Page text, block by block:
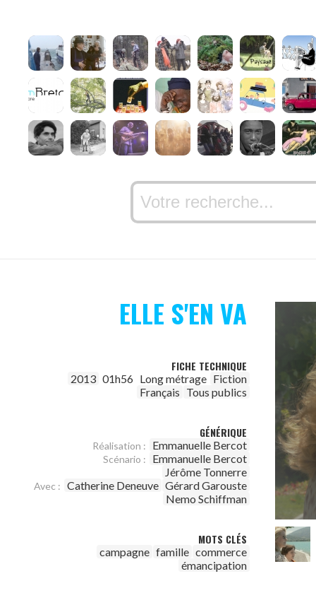
ELLE S'EN VA
FICHE TECHNIQUE
2013 01h56 Long métrage Fiction
Français Tous publics
GÉNÉRIQUE
Réalisation : Emmanuelle Bercot
Scénario :
Emmanuelle Bercot
Jérôme Tonnerre
Avec : Catherine Deneuve Gérard Garouste
Nemo Schiffman
MOTS CLÉS
campagne famille commerce
émancipation